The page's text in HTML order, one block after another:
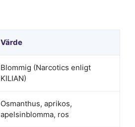
Värde
Blommig (Narcotics enligt
KILIAN)
Osmanthus, aprikos,
apelsinblomma, ros